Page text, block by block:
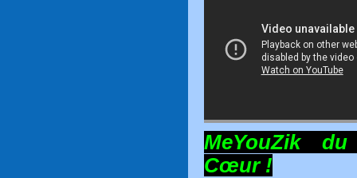
MeYouZik
Cœur !